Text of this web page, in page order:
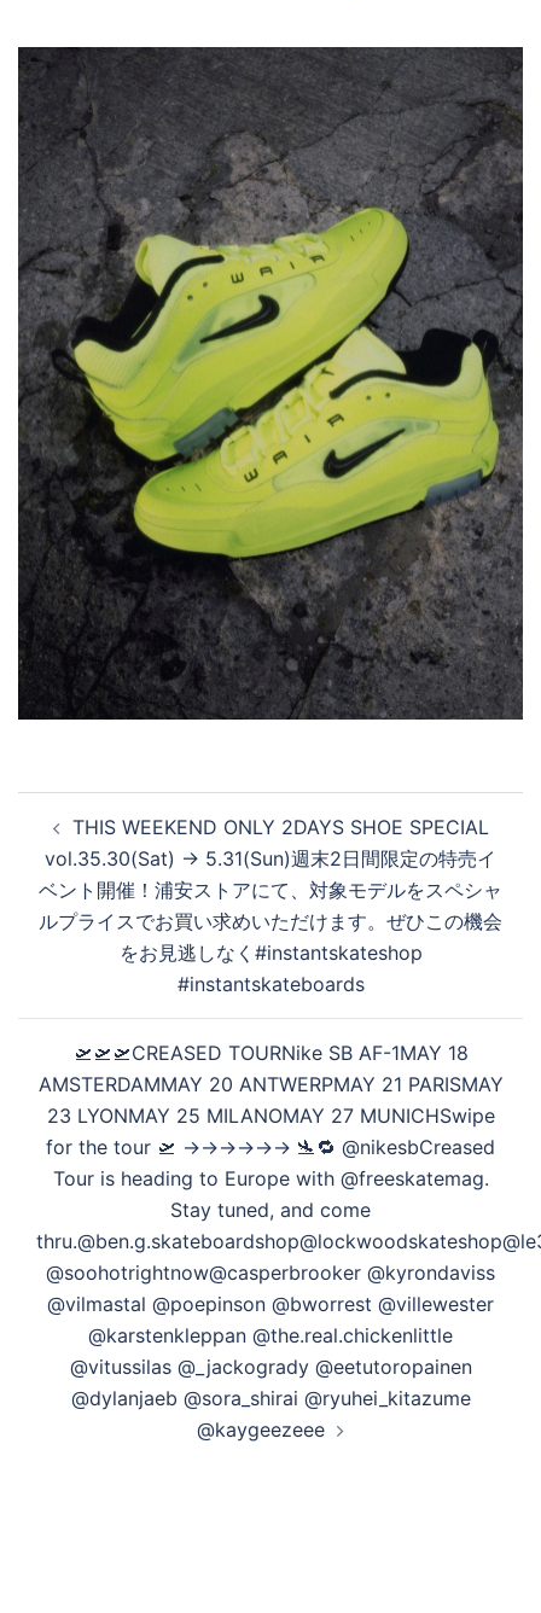
ビ
シ
ン
THIS WEEKEND ONLY 2DAYS SHOE SPECIAL
vol.35.30(Sat) → 5.31(Sun)週末2日間限定の特売イ
ベント開催！浦安ストアにて、対象モデルをスペシャ
ルプライスでお買い求めいただけます。ぜひこの機会
をお見逃しなく#instantskateshop
#instantskateboards
🛫🛫🛫CREASED TOURNike SB AF-1MAY 18
AMSTERDAMMAY 20 ANTWERPMAY 21 PARISMAY
23 LYONMAY 25 MILANOMAY 27 MUNICHSwipe
for the tour 🛫 →→→→→→ 🛬🔁 @nikesbCreased
Tour is heading to Europe with @freeskatemag.
Stay tuned, and come
@soohotrightnow@casperbrooker @kyrondaviss
@vilmastal @poepinson @bworrest @villewester
@karstenkleppan @the.real.chickenlittle
@vitussilas @_jackogrady @eetutoropainen
@dylanjaeb @sora_shirai @ryuhei_kitazume
@kaygeezeee